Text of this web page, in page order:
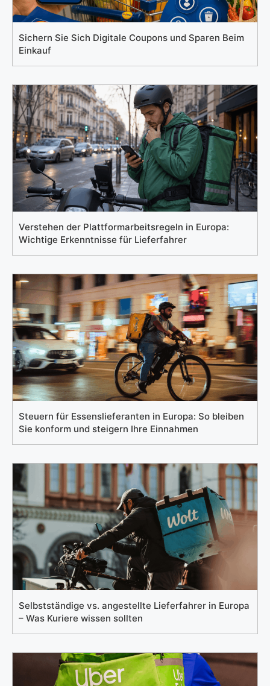
Sichern Sie Sich Digitale Coupons und Sparen Beim
Einkauf
Verstehen der Plattformarbeitsregeln in Europa:
Wichtige Erkenntnisse für Lieferfahrer
Steuern für Essenslieferanten in Europa: So bleiben
Sie konform und steigern Ihre Einnahmen
Selbstständige vs. angestellte Lieferfahrer in Europa
– Was Kuriere wissen sollten